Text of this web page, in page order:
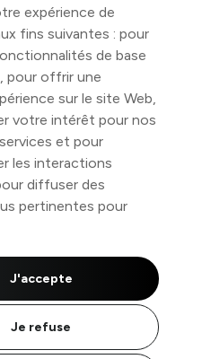
expérience de
fins suivantes : pour
de base
, pour offrir une
sur le site Web,
votre intérêt pour nos
et pour
les interactions
diffuser des
pertinentes pour
J'accepte
Je refuse